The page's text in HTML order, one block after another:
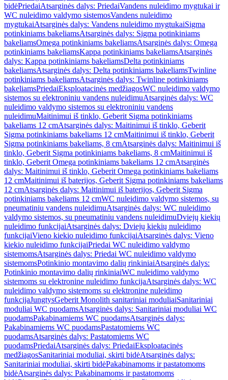
bidėPriedaiAtsarginės dalys: PriedaiVandens nuleidimo mygtukai ir
WC nuleidimo valdymo sistemosVandens nuleidimo
mygtukaiAtsarginės dalys: Vandens nuleidimo mygtukaiSigma
potinkiniams bakeliamsAtsarginės dalys: Sigma potinkiniams
bakeliamsOmega potinkiniams bakeliamsAtsarginės dalys: Omega
potinkiniams bakeliamsKappa potinkiniams bakeliamsAtsarginės
dalys: Kappa potinkiniams bakeliamsDelta potinkiniams
bakeliamsAtsarginės dalys: Delta potinkiniams bakeliamsTwinline
potinkiniams bakeliamsAtsarginės dalys: Twinline potinkiniams
bakeliamsPriedaiEksploatacinės medžiagosWC nuleidimo valdymo
sistemos su elektroniniu vandens nuleidimuAtsarginės dalys: WC
nuleidimo valdymo sistemos su elektroniniu vandens
nuleidimuMaitinimui iš tinklo, Geberit Sigma potinkiniams
bakeliams 12 cmAtsarginės dalys: Maitinimui iš tinklo, Geberit
Sigma potinkiniams bakeliams 12 cmMaitinimui iš tinklo, Geberit
Sigma potinkiniams bakeliams, 8 cmAtsarginės dalys: Maitinimui iš
tinklo, Geberit Sigma potinkiniams bakeliams, 8 cmMaitinimui iš
tinklo, Geberit Omega potinkiniams bakeliams 12 cmAtsarginės
dalys: Maitinimui iš tinklo, Geberit Omega potinkiniams bakeliams
12 cmMaitinimui iš baterijos, Geberit Sigma potinkiniams bakeliams
12 cmAtsarginės dalys: Maitinimui iš baterijos, Geberit Sigma
potinkiniams bakeliams 12 cmWC nuleidimo valdymo sistemos, su
pneumatiniu vandens nuleidimuAtsarginės dalys: WC nuleidimo
valdymo sistemos, su pneumatiniu vandens nuleidimuDviejų kiekių
nuleidimo funkcijaiAtsarginės dalys: Dviejų kiekių nuleidimo
funkcijaiVieno kiekio nuleidimo funkcijaiAtsarginės dalys: Vieno
kiekio nuleidimo funkcijaiPriedai WC nuleidimo valdymo
sistemomsAtsarginės dalys: Priedai WC nuleidimo valdymo
sistemomsPotinkinio montavimo dalių rinkiniaiAtsarginės dalys:
Potinkinio montavimo dalių rinkiniaiWC nuleidimo valdymo
sistemoms su elektronine nuleidimo funkcijaAtsarginės dalys: WC
nuleidimo valdymo sistemoms su elektronine nuleidimo
funkcijaJungtysGeberit Monolith sanitariniai moduliaiSanitariniai
moduliai WC puodamsAtsarginės dalys: Sanitariniai moduliai WC
puodamsPakabinamiems WC puodamsAtsarginės dalys:
Pakabinamiems WC puodamsPastatomiems WC
puodamsAtsarginės dalys: Pastatomiems WC
puodamsPriedaiAtsarginės dalys: PriedaiEksploatacinės
medžiagosSanitariniai moduliai, skirti bidėAtsarginės dalys:
Sanitariniai moduliai, skirti bidėPakabinamoms ir pastatomoms
bidėAtsarginės dalys: Pakabinamoms ir pastatomoms